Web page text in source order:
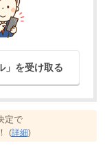
」を受け取る
定で
(詳細)